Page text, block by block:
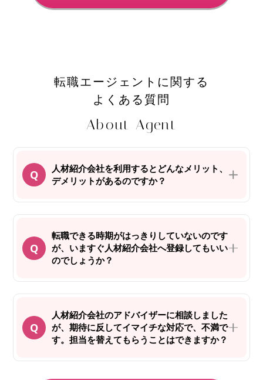
転職エージェントに関する
よくある質問
About Agent
人材紹介会社を利用するとどんなメリット、
デメリットがあるのですか？
転職できる時期がはっきりしていないのです
が、いますぐ人材紹介会社へ登録してもいい
のでしょうか？
人材紹介会社のアドバイザーに相談しました
が、期待に反してイマイチな対応で、不満で
す。担当を替えてもらうことはできますか？